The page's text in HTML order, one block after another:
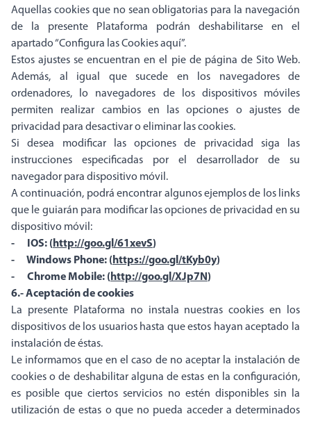
Aquellas cookies que no sean obligatorias para la navegación
de la presente Plataforma podrán deshabilitarse en el
apartado “Configura las Cookies aquí”.
Estos ajustes se encuentran en el pie de página de Sito Web.
Además, al igual que sucede en los navegadores de
ordenadores, lo navegadores de los dispositivos móviles
permiten realizar cambios en las opciones o ajustes de
privacidad para desactivar o eliminar las cookies.
Si desea modificar las opciones de privacidad siga las
instrucciones especificadas por el desarrollador de su
navegador para dispositivo móvil.
A continuación, podrá encontrar algunos ejemplos de los links
que le guiarán para modificar las opciones de privacidad en su
dispositivo móvil:
- IOS: ( http://goo.gl/61xevS)
- Windows Phone: ( https://goo.gl/tKyb0y)
- Chrome Mobile: ( http://goo.gl/XJp7N )
6.- Aceptación de cookies
La presente Plataforma no instala nuestras cookies en los
dispositivos de los usuarios hasta que estos hayan aceptado la
instalación de éstas.
Le informamos que en el caso de no aceptar la instalación de
cookies o de deshabilitar alguna de estas en la configuración,
es posible que ciertos servicios no estén disponibles sin la
utilización de estas o que no pueda acceder a determinados